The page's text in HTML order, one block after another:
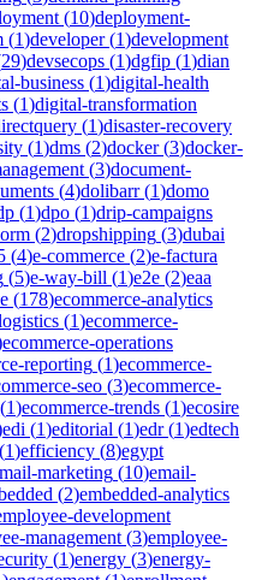
(10)deployment-
(1)developer(1)development
29)devsecops (1)dgfip (1)dian
business (1)digital-health
(1)digital-transformation
(1)disaster-recovery
(1)dms (2)docker(3)docker-
(3)document-
(4)dolibarr(1)domo
(1)dpo (1)drip-campaigns
(2)dropshipping (3)dubai
(4)e-commerce (2)e-factura
(5)e-way-bill (1)e2e (2)eaa
(178)ecommerce-analytics
(1)ecommerce-
ecommerce-operations
reporting (1)ecommerce-
seo (3)ecommerce-
(1)ecommerce-trends (1)ecosire
edi (1)editorial (1)edr(1)edtech
(1)efficiency (8)egypt
marketing (10)email-
(2)embedded-analytics
development
management (3)employee-
(1)energy (3)energy-